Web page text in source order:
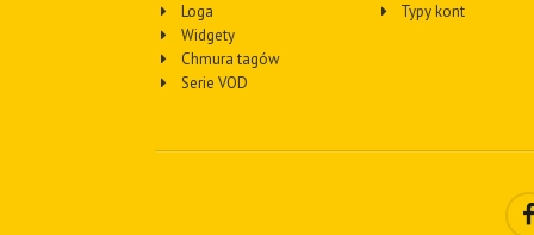
Loga
Widgety
Chmura tagów
Serie VOD
Typy kont